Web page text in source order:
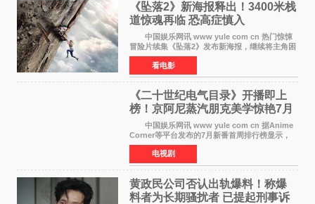
《坠落2》新海报释出！3400米栈
道惊魂再临 恐高症慎入
中国娱乐网讯 www yule com cn 热门惊悚
冒险片续集《坠落2》发布新海报，继续将主角困
于绝境高处——这一次，是摇摇欲坠的徒步栈
道。该片将于今年9月2日北美上映，恐高症患者
请提前做好心理
看电影
《二十世纪电气目录》开播即上
榜！京阿尼蒸汽朋克美学惊艳7月
新番季
中国娱乐网讯 www yule com cn 据Anime
Corner等平台发布的7月新番首周排行榜显示，
由京都动画制作的《二十世纪电气目录》在多个
榜单中表现亮眼，位列AniLab全球TOP10第十
名。该剧改编自结
电视剧
黄政民公司否认出轨爆料！称爆
料者为长期骚扰者 已提起刑事诉